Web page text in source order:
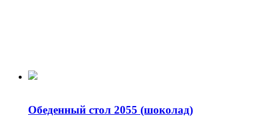
Обеденный стол 2055 (шоколад)